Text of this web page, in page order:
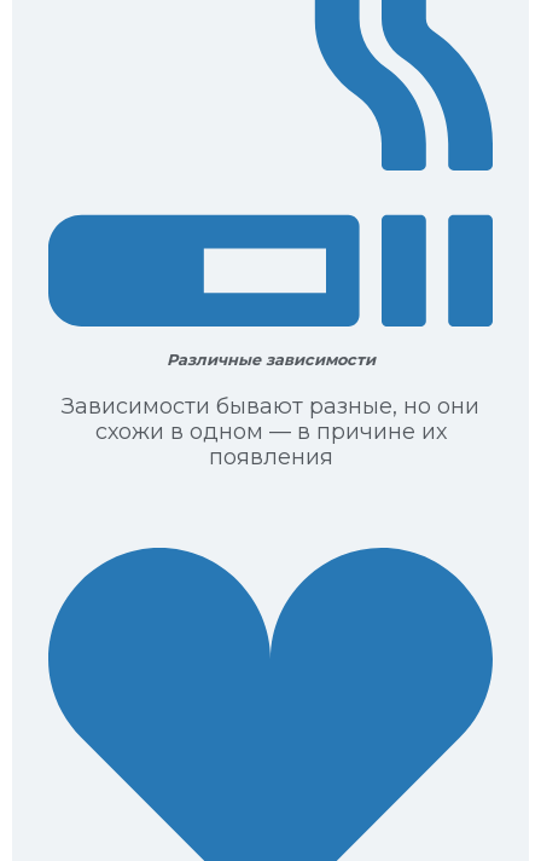
Различные зависимости
Зависимости бывают разные, но они
схожи в одном — в причине их
появления